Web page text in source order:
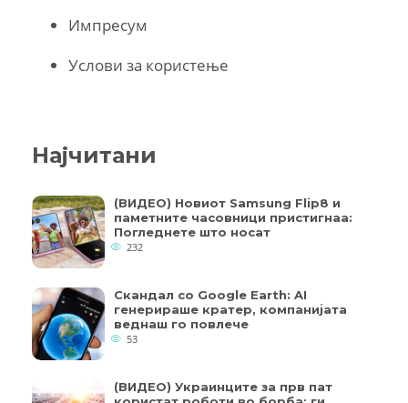
Импресум
Услови за користење
Најчитани
(ВИДЕО) Новиот Samsung Flip8 и
паметните часовници пристигнаа:
Погледнете што носат
232
Скандал со Google Earth: AI
генерираше кратер, компанијата
веднаш го повлече
53
(ВИДЕО) Украинците за прв пат